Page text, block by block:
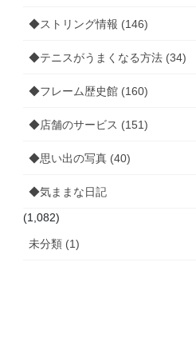
◆ストリング情報 (146)
◆テニスがうまくなる方法 (34)
◆フレーム歴史館 (160)
◆店舗のサービス (151)
◆思い出の写真 (40)
◆気ままな日記
(1,082)
未分類 (1)